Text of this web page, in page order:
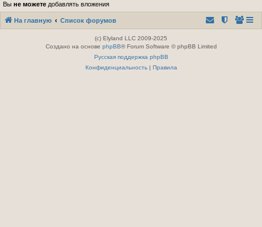
Вы не можете добавлять вложения
На главную Список форумов
(c) Elyland LLC 2009-2025
Создано на основе phpBB® Forum Software © phpBB Limited
Русская поддержка phpBB
Конфиденциальность| Правила